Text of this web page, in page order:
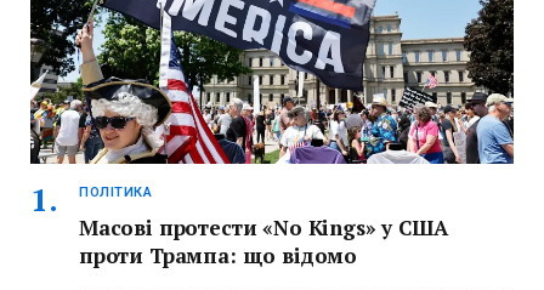
ПОЛІТИКА
Масові протести «No Kings» у США
проти Трампа: що відомо